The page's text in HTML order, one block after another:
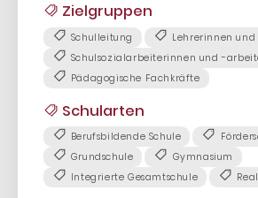
Zielgruppen
Schulleitung
Lehrerinnen und
Schulsozialarbeiterinnen und -
Pädagogische Fachkräfte
Schularten
Berufsbildende Schule
Grundschule
Gymnasium
Integrierte Gesamtschule